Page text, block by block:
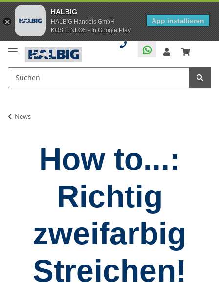
HALBIG
HALBIG Handels GmbH
KOSTENLOS - In Google Play
App installieren
News
How to...:
Richtig
zweifarbig
Streichen!